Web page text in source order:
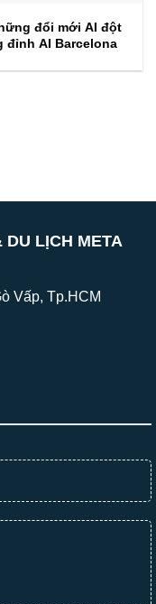
đổi mới AI đột
đỉnh AI Barcelona
DU LỊCH META
Vấp, Tp.HCM